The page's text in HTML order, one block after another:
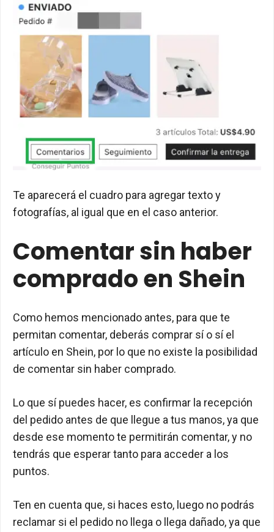
Te aparecerá el cuadro para agregar texto y
fotografías, al igual que en el caso anterior.
Comentar sin haber
comprado en Shein
Como hemos mencionado antes, para que te
permitan comentar, deberás comprar sí o sí el
artículo en Shein, por lo que no existe la posibilidad
de comentar sin haber comprado.
Lo que sí puedes hacer, es confirmar la recepción
del pedido antes de que llegue a tus manos, ya que
desde ese momento te permitirán comentar, y no
tendrás que esperar tanto para acceder a los
puntos.
Ten en cuenta que, si haces esto, luego no podrás
reclamar si el pedido no llega o llega dañado, ya que